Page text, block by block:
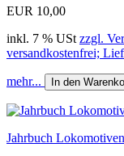
EUR 10,00
inkl. 7 % USt zzgl.
versandkostenfrei;
mehr... In den
Jahrbuch